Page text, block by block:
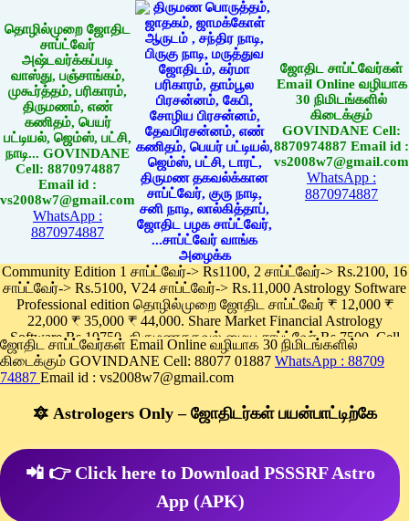
தொழில்முறை ஜோதிட
சாப்ட்வேர்
அஷ்டவர்க்கப்படி
வாஸ்து, பஞ்சாங்கம்,
முகூர்த்தம், பரிகாரம்,
திருமணம், எண்
கணிதம், பெயர்
பட்டியல், ஜெம்ஸ், பட்சி,
நாடி... GOVINDANE
Cell: 8870974887
Email id :
vs2008w7@gmail.com
WhatsApp :
8870974887
ஜோதிட சாப்ட்வேர்கள்
Email Online வழியாக
30 நிமிடங்களில்
கிடைக்கும்
GOVINDANE Cell:
8870974887 Email id :
vs2008w7@gmail.com
WhatsApp :
8870974887
Community Edition 1 சாப்ட்வேர்-> Rs1100, 2 சாப்ட்வேர்-> Rs.2100, 16
சாப்ட்வேர்-> Rs.5100, V24 சாப்ட்வேர்-> Rs.11,000 Astrology Software
Professional edition தொழில்முறை ஜோதிட சாப்ட்வேர் ₹ 12,000 ₹
22,000 ₹ 35,000 ₹ 44,000. Share Market Financial Astrology
Software Rs.19750, திருமணதகவல் மைய சாப்ட்வேர் Rs.7500, Cell
Phone App Rs. 1100
Pay online
ஜோதிட சாப்ட்வேர்கள் Email Online வழியாக 30 நிமிடங்களில்
கிடைக்கும் GOVINDANE Cell: 88077 01887 WhatsApp : 88709
74887 Email id : vs2008w7@gmail.com
🔯 Astrologers Only – ஜோதிடர்கள் பயன்பாட்டிற்கே
📲 👉 Click here to Download PSSSRF Astro
App (APK)